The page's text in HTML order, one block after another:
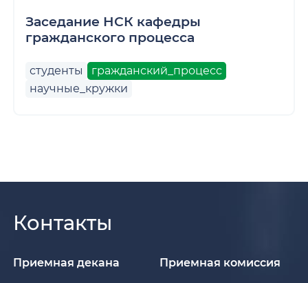
Заседание НСК кафедры
гражданского процесса
студенты
гражданский_процесс
научные_кружки
Контакты
Приемная декана Приемная комиссия